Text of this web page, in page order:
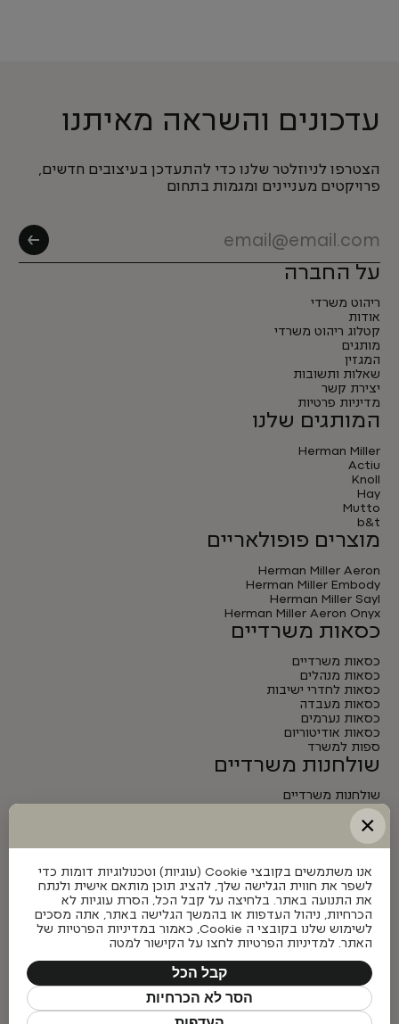
עדכונים והשראה מאיתנו
הצטרפו לניוזלטר שלנו כדי להתעדכן בעיצובים חדשים,
פרויקטים מעניינים ומגמות בתחום
על החברה
ריהוט משרדי
אודות
קטלוג ריהוט משרדי
מותגים
המגזין
שאלות ותשובות
יצירת קשר
מדיניות פרטיות
המותגים שלנו
Herman Miller
Actiu
Knoll
Hay
Mutto
b&t
מוצרים פופולאריים
Herman Miller Aeron
Herman Miller Embody
Herman Miller Sayl
Herman Miller Aeron Onyx
כסאות משרדיים
כסאות משרדיים
כסאות מנהלים
כסאות לחדרי ישיבות
כסאות מעבדה
כסאות נערמים
כסאות אודיטוריום
ספות למשרד
שולחנות משרדיים
שולחנות משרדיים
שולחנות מנהלים
שולחנות לחדרי ישיבות
שולחנות מתכווננים חשמליים
×
אנו משתמשים בקובצי Cookie (עוגיות) וטכנולוגיות דומות כדי
לשפר את חווית הגלישה שלך, להציג תוכן מותאם אישית ולנתח
את התנועה באתר. בלחיצה על קבל הכל, הסרת עוגיות לא
הכרחיות, ניהול העדפות או בהמשך הגלישה באתר, אתה מסכים
לשימוש שלנו בקובצי ה Cookie, כאמור במדיניות הפרטיות של
האתר. למדיניות הפרטיות לחצו על הקישור למטה
קבל הכל
הסר לא הכרחיות